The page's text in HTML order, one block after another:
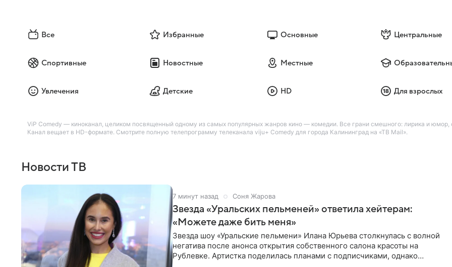
Все Избранные Основные Центральные
Спортивные Новостные Местные
Увлечения Детские HD Для взрослых
ViP Comedy — киноканал, целиком посвященный одному из самых популярных жанров кино — комедии. Все грани смешного: лирика и юмор,
Канал вещает в HD-формате. Смотрите полную телепрограмму телеканала viju+ Comedy для города Калининград на «ТВ Mail».
Новости ТВ
7 минут назад Соня Жарова
Звезда «Уральских пельменей» ответила хейтерам:
«Можете даже бить меня»
Звезда шоу «Уральские пельмени» Илана Юрьева столкнулась с волной
негатива после анонса открытия собственного салона красоты на
Рублевке. Артистка поделилась планами с подписчиками, однако